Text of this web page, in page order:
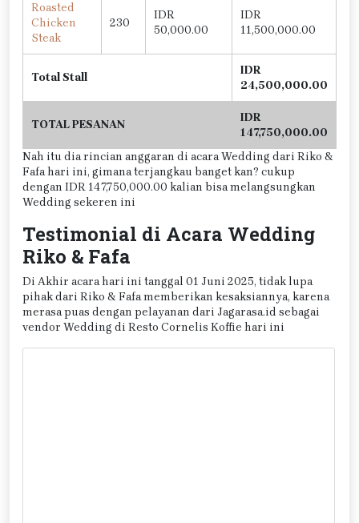
Roasted
Chicken
Steak
230
IDR
50,000.00
IDR
11,500,000.00
Total Stall
IDR
24,500,000.00
TOTAL PESANAN
IDR
147,750,000.00
Nah itu dia rincian anggaran di acara Wedding dari Riko &
Fafa hari ini, gimana terjangkau banget kan? cukup
dengan IDR 147,750,000.00 kalian bisa melangsungkan
Wedding sekeren ini
Testimonial di Acara Wedding
Riko & Fafa
Di Akhir acara hari ini tanggal 01 Juni 2025, tidak lupa
pihak dari Riko & Fafa memberikan kesaksiannya, karena
merasa puas dengan pelayanan dari Jagarasa.id sebagai
vendor Wedding di Resto Cornelis Koffie hari ini